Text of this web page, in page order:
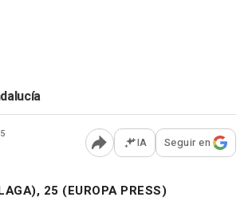
Abrir opciones para
IA Seguir en
25 (EUROPA PRESS)